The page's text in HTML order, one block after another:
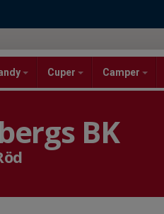
Cuper Camper
BK